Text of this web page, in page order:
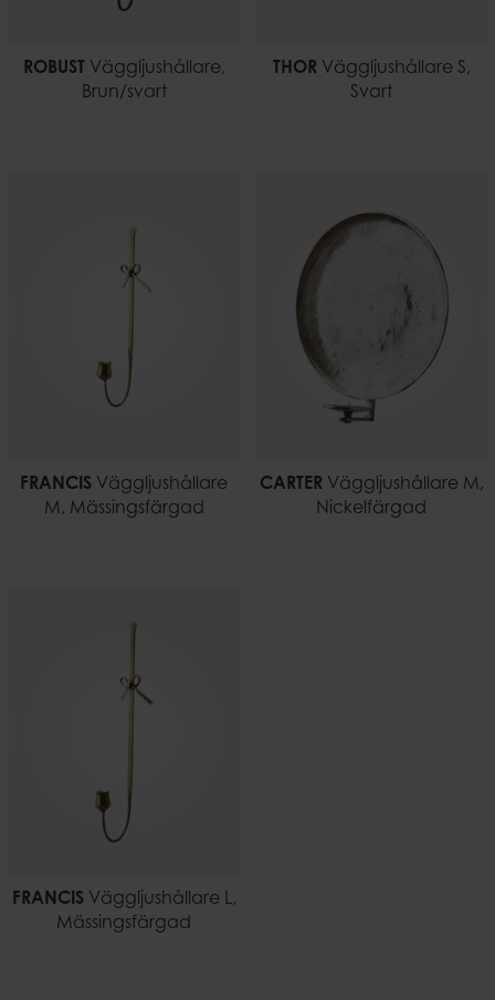
ROBUST Väggljushållare,
Brun/svart
THORVäggljushållare S,
Svart
FRANCIS Väggljushållare
M, Mässingsfärgad
CARTERVäggljushållare M,
Nickelfärgad
FRANCISVäggljushållare L,
Mässingsfärgad